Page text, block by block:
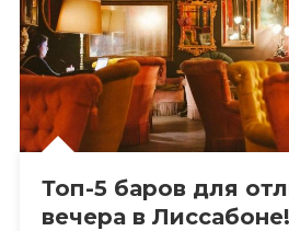
Топ-5 баров для
вечера в Лиссабоне!